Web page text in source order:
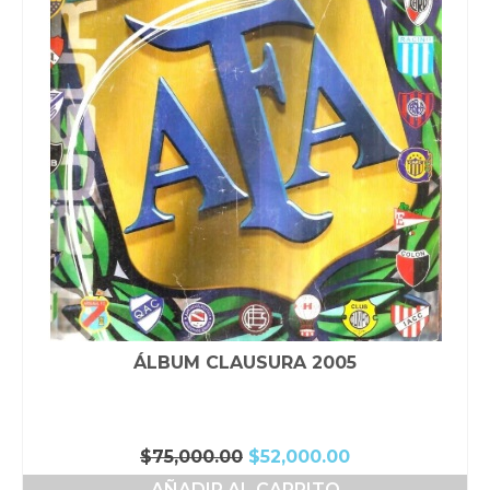
ÁLBUM CLAUSURA 2005
$75,000.00 El
precio
$52,000.00El
precio